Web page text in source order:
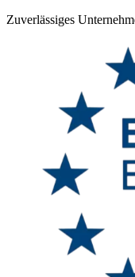
Zuverlässiges